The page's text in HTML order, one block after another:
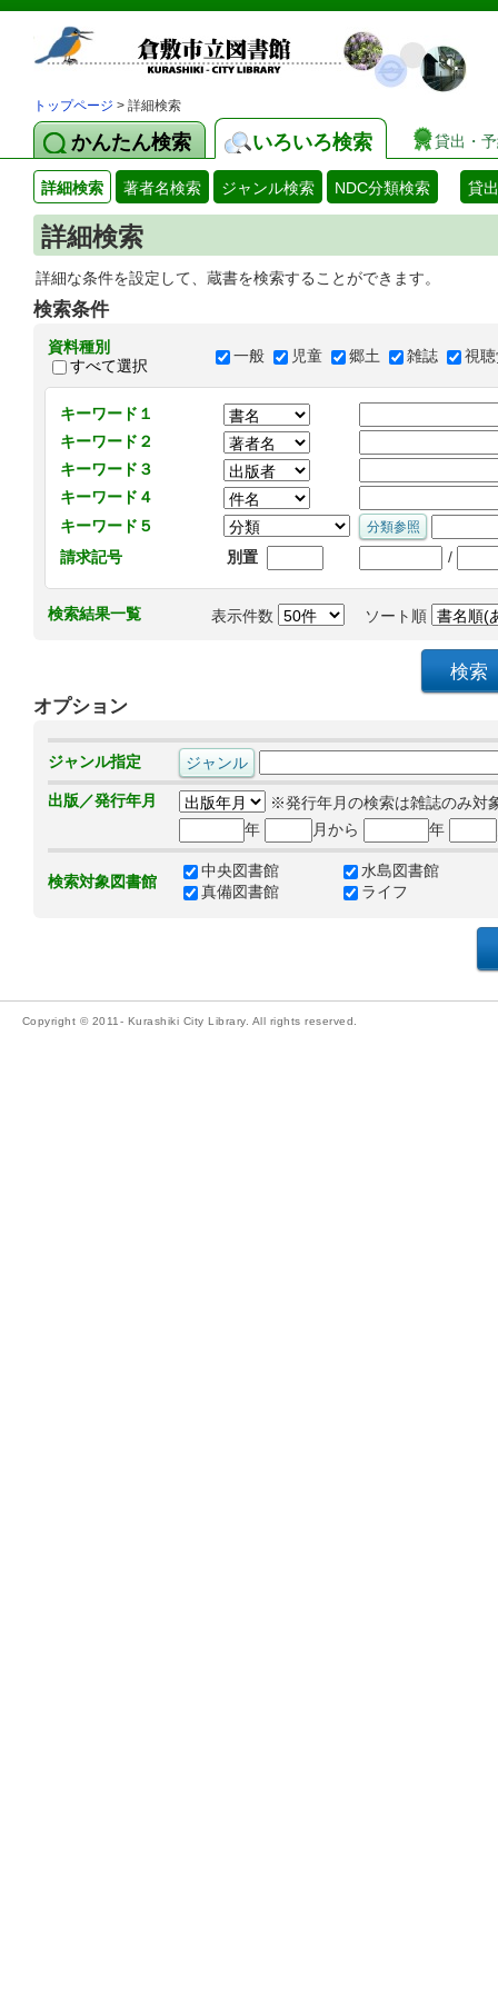
トップページ > 詳細検索
かんたん検索 いろいろ検索 貸出・
詳細検索 著者名検索 ジャンル検索 NDC分類検索 貸
詳細検索
詳細な条件を設定して、蔵書を検索することができます。
検索条件
資料種別
すべて選択
一般 児童 郷土 雑誌 視
キーワード１
キーワード２
キーワード３
キーワード４
キーワード５
請求記号
別置 /
検索結果一覧 表示件数 ソート順
オプション
ジャンル指定
出版／発行年月
※発行年月の検索は雑誌のみ対
年
月から 年
検索対象図書館
中央図書館
水島図書館
真備図書館
ライフ
Copyright © 2011- Kurashiki City Library. All rights reserved.